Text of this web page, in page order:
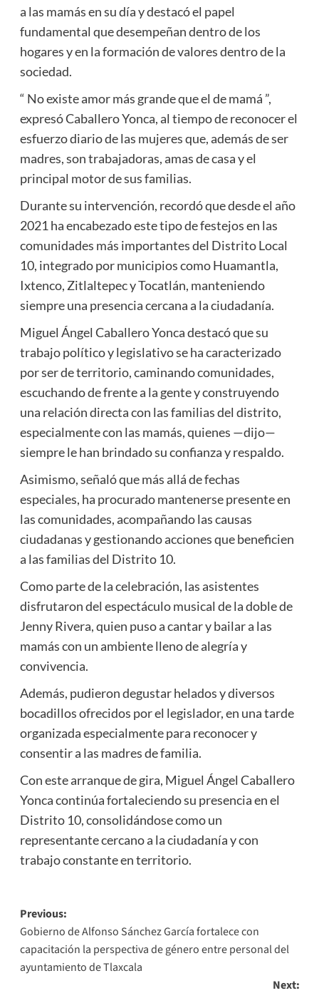
a las mamás en su día y destacó el papel
fundamental que desempeñan dentro de los
hogares y en la formación de valores dentro de la
sociedad.
“ No existe amor más grande que el de mamá ”,
expresó Caballero Yonca, al tiempo de reconocer el
esfuerzo diario de las mujeres que, además de ser
madres, son trabajadoras, amas de casa y el
principal motor de sus familias.
Durante su intervención, recordó que desde el año
2021 ha encabezado este tipo de festejos en las
comunidades más importantes del Distrito Local
10, integrado por municipios como Huamantla,
Ixtenco, Zitlaltepec y Tocatlán, manteniendo
siempre una presencia cercana a la ciudadanía.
Miguel Ángel Caballero Yonca destacó que su
trabajo político y legislativo se ha caracterizado
por ser de territorio, caminando comunidades,
escuchando de frente a la gente y construyendo
una relación directa con las familias del distrito,
especialmente con las mamás, quienes —dijo—
siempre le han brindado su confianza y respaldo.
Asimismo, señaló que más allá de fechas
especiales, ha procurado mantenerse presente en
las comunidades, acompañando las causas
ciudadanas y gestionando acciones que beneficien
a las familias del Distrito 10.
Como parte de la celebración, las asistentes
disfrutaron del espectáculo musical de la doble de
Jenny Rivera, quien puso a cantar y bailar a las
mamás con un ambiente lleno de alegría y
convivencia.
Además, pudieron degustar helados y diversos
bocadillos ofrecidos por el legislador, en una tarde
organizada especialmente para reconocer y
consentir a las madres de familia.
Con este arranque de gira, Miguel Ángel Caballero
Yonca continúa fortaleciendo su presencia en el
Distrito 10, consolidándose como un
representante cercano a la ciudadanía y con
trabajo constante en territorio.
Post
navigation
Previous:
Gobierno de Alfonso Sánchez García fortalece con
capacitación la perspectiva de género entre personal del
ayuntamiento de Tlaxcala
Next: